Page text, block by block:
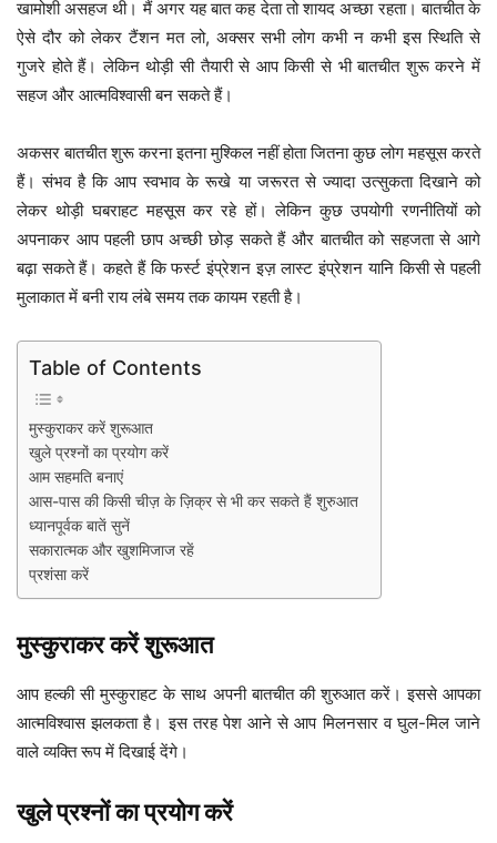
खामोशी असहज थी। मैं अगर यह बात कह देता तो शायद अच्छा रहता। बातचीत के
ऐसे दौर को लेकर टैंशन मत लो, अक्सर सभी लोग कभी न कभी इस स्थिति से
गुजरे होते हैं। लेकिन थोड़ी सी तैयारी से आप किसी से भी बातचीत शुरू करने में
सहज और आत्मविश्वासी बन सकते हैं।
अकसर बातचीत शुरू करना इतना मुश्किल नहीं होता जितना कुछ लोग महसूस करते
हैं। संभव है कि आप स्वभाव के रूखे या जरूरत से ज्यादा उत्सुकता दिखाने को
लेकर थोड़ी घबराहट महसूस कर रहे हों। लेकिन कुछ उपयोगी रणनीतियों को
अपनाकर आप पहली छाप अच्छी छोड़ सकते हैं और बातचीत को सहजता से आगे
बढ़ा सकते हैं। कहते हैं कि फर्स्ट इंप्रेशन इज़ लास्ट इंप्रेशन यानि किसी से पहली
मुलाकात में बनी राय लंबे समय तक कायम रहती है।
Table of Contents
मुस्कुराकर करें शुरूआत
खुले प्रश्नों का प्रयोग करें
आम सहमति बनाएं
आस-पास की किसी चीज़ के ज़िक्र से भी कर सकते हैं शुरुआत
ध्यानपूर्वक बातें सुनें
सकारात्मक और खुशमिजाज रहें
प्रशंसा करें
मुस्कुराकर करें शुरूआत
आप हल्की सी मुस्कुराहट के साथ अपनी बातचीत की शुरुआत करें। इससे आपका
आत्मविश्वास झलकता है। इस तरह पेश आने से आप मिलनसार व घुल-मिल जाने
वाले व्यक्ति रूप में दिखाई देंगे।
खुले प्रश्नों का प्रयोग करें